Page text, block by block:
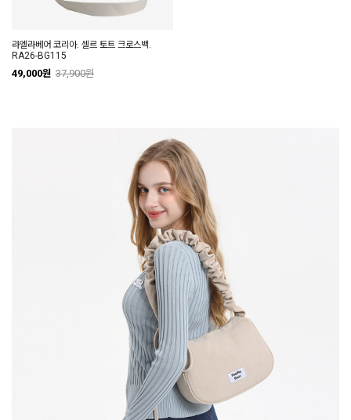
라엘라베어 코리아. 셀르 토트 크로스백.
RA26-BG115
49,000원 37,900원